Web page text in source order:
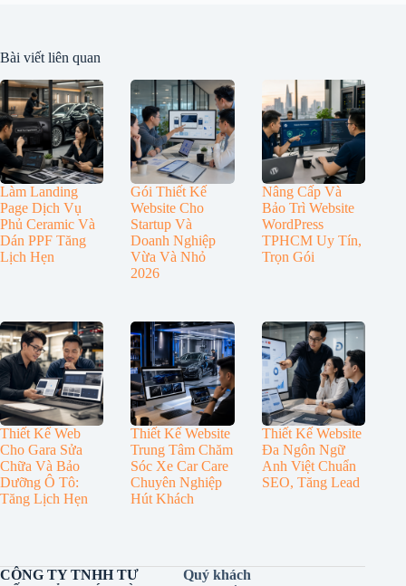
Bài viết liên quan
Làm Landing
Page Dịch Vụ
Phủ Ceramic Và
Dán PPF Tăng
Lịch Hẹn
Gói Thiết Kế
Website Cho
Startup Và
Doanh Nghiệp
Vừa Và Nhỏ
2026
Nâng Cấp Và
Bảo Trì Website
WordPress
TPHCM Uy Tín,
Trọn Gói
Thiết Kế Web
Cho Gara Sửa
Chữa Và Bảo
Dưỡng Ô Tô:
Tăng Lịch Hẹn
Thiết Kế Website
Trung Tâm Chăm
Sóc Xe Car Care
Chuyên Nghiệp
Hút Khách
Thiết Kế Website
Đa Ngôn Ngữ
Anh Việt Chuẩn
SEO, Tăng Lead
CÔNG TY TNHH TƯ
Quý khách